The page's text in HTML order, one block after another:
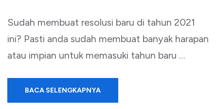
Sudah membuat resolusi baru di tahun 2021
ini? Pasti anda sudah membuat banyak harapan
atau impian untuk memasuki tahun baru …
BACA SELENGKAPNYA